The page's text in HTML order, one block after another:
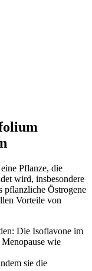
Pflanze, die
wird, insbesondere
pflanzliche Östrogene
Vorteile von
Die Isoflavone im
wie
sie die